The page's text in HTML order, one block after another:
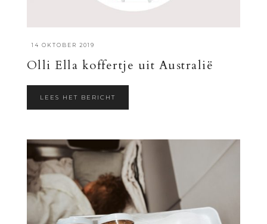
·14 OKTOBER 2019
Olli Ella koffertje uit Australië
LEES HET BERICHT